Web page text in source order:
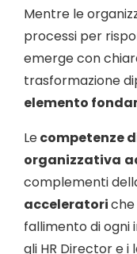
Mentre le
processi per
emerge con
trasformazione
elemento
Lecompetenze
organizzativa
complementi
acceleratoriche
fallimento di ogni
gli HR Director e i